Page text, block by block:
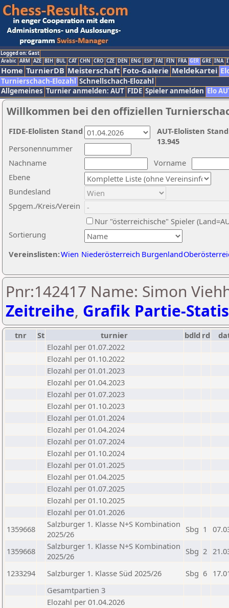
Logged on: Gast
Arabic ARM AZE BIH BUL CAT CHN CRO CZE DEN ENG ESP FAI FIN FRA GER GRE INA
Home TurnierDB Meisterschaft Foto-Galerie Meldekartei
Turnierschach-Elozahl Schnellschach-Elozahl
Allgemeines Turnier anmelden: AUT FIDE Spieler anmelden Elo
Willkommen bei den offiziellen
Nachname
Vorname
Ebene
Sortierung
Personennummer
Bundesland
Spgem./Kreis/Verein
Nur "österreichische" Spieler
Vereinslisten:Wien Niederösterreich Burgenland
AUT-Elolisten
13.945
FIDE-Elolisten Stand
Pnr:142417 Name: Simon
Zeitreihe, Grafik Partie-
tnr St turnier bdld rd
Elozahl per 01.07.2022
Elozahl per 01.10.2022
Elozahl per 01.01.2023
Elozahl per 01.04.2023
Elozahl per 01.07.2023
Elozahl per 01.10.2023
Elozahl per 01.01.2024
Elozahl per 01.04.2024
Elozahl per 01.07.2024
Elozahl per 01.10.2024
Elozahl per 01.01.2025
Elozahl per 01.04.2025
Elozahl per 01.07.2025
Elozahl per 01.10.2025
Elozahl per 01.01.2026
1359668
Salzburger 1. Klasse N+S Kombination
2025/26
Sbg 1
1359668
Salzburger 1. Klasse N+S Kombination
2025/26
Sbg 2
1233294 Salzburger 1. Klasse Süd 2025/26 Sbg 6
Gesamtpartien 3
Elozahl per 01.04.2026